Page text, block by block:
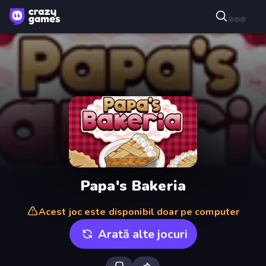
Papa's Bakeria
Acest joc este disponibil doar pe computer
Arată alte jocuri